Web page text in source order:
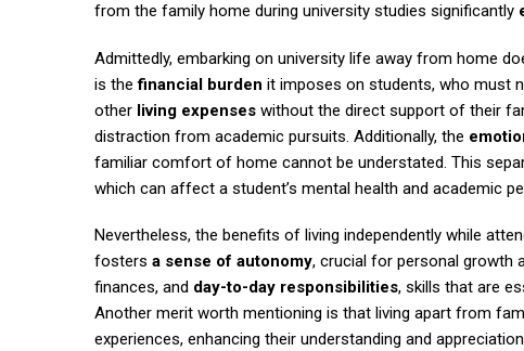
from the family home during university studies significantly
Admittedly, embarking on university life away from home
is thefinancial burden it imposes on students, who must
other living expenses without the direct support of their
distraction from academic pursuits. Additionally, the
familiar comfort of home cannot be understated. This
which can affect a student’s mental health and academic
Nevertheless, the benefits of living independently while
fosters a sense of autonomy, crucial for personal growth
finances, and day-to-day responsibilities, skills that are
Another merit worth mentioning is that living apart from
experiences, enhancing their understanding and